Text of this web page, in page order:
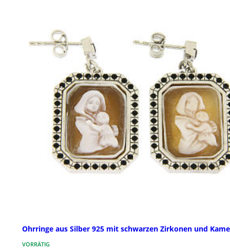
Ohrringe aus Silber 925 mit schwarzen Zirkonen und
VORRÄTIG